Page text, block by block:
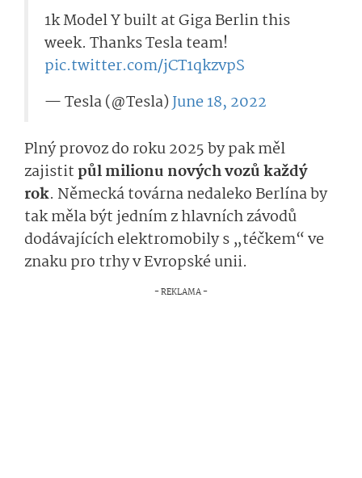
1k Model Y built at Giga Berlin this
week. Thanks Tesla team!
pic.twitter.com/jCT1qkz­vpS
— Tesla (@Tesla)June 18, 2022
Plný provoz do roku 2025 by pak měl
zajistitpůl milionu nových vozů každý
rok. Německá továrna nedaleko Berlína by
tak měla být jedním z hlavních závodů
dodávajících elektromobily s „téčkem“ ve
znaku pro trhy v Evropské unii.